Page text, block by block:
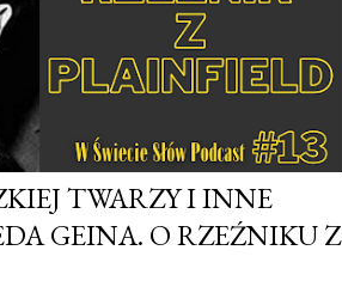
TWARZY I INNE
GEINA. O RZEŹNIKU Z